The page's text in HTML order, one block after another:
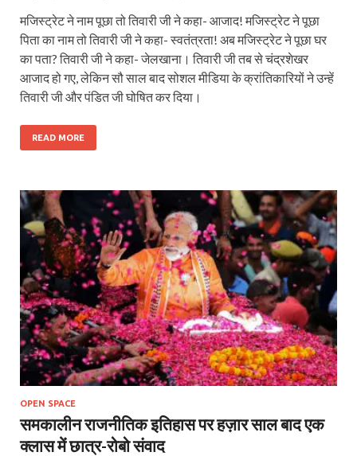
मजिस्ट्रेट ने नाम पूछा तो तिवारी जी ने कहा- आजाद! मजिस्ट्रेट ने पूछा
पिता का नाम तो तिवारी जी ने कहा- स्वतंत्रता! अब मजिस्ट्रेट ने पूछा घर
का पता? तिवारी जी ने कहा- जेलखाना। तिवारी जी तब से चंद्रशेखर
आजाद हो गए, लेकिन सौ साल बाद सोशल मीडिया के क्रांतिकारियों ने उन्हें
तिवारी जी और पंडित जी घोषित कर दिया।
READ MORE
OPEN SPACE
समकालीन राजनीतिक इतिहास पर हज़ार साल बाद एक
क्लास में छात्र-रोबो संवाद